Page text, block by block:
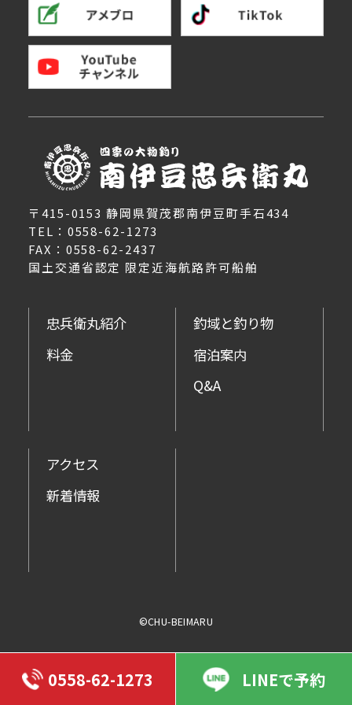
〒415-0153 静岡県賀茂郡南伊豆町手石434
TEL：0558-62-1273
FAX：0558-62-2437
国土交通省認定 限定近海航路許可船舶
忠兵衛丸紹介
料金
釣域と釣り物
宿泊案内
Q&A
アクセス
新着情報
©CHU-BEIMARU
0558-62-1273 LINEで予約